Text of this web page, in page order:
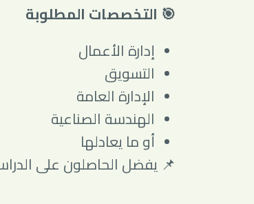
🎯 التخصصات المطلوبة
إدارة الأعمال
التسويق
الإدارة العامة
الهندسة الصناعية
أو ما يعادلها
📌 يفضل الحاصلون على